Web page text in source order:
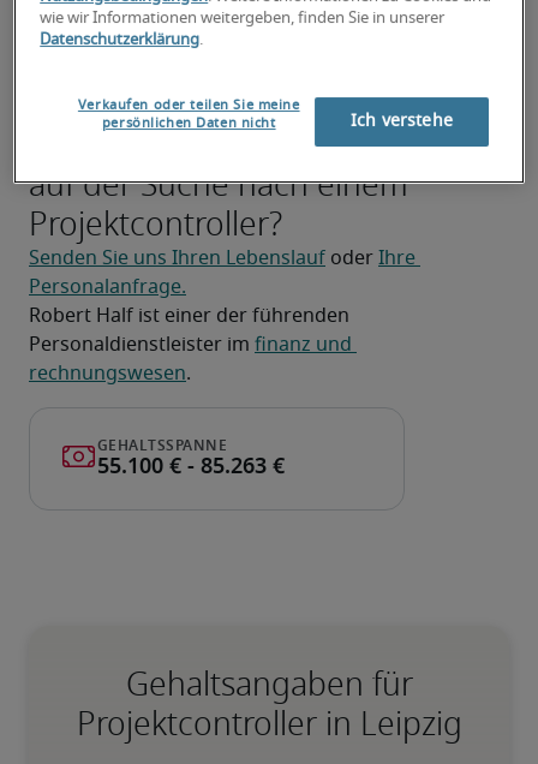
Fremdsprache sowie Brachenkenntnisse verlangt.
Suchen Sie einen Job als
Projektcontroller oder sind Sie
auf der Suche nach einem
Projektcontroller?
Senden Sie uns Ihren Lebenslauf oder Ihre
Personalanfrage.
Robert Half ist einer der führenden
Personaldienstleister im finanz und
rechnungswesen.
Gehaltsangaben für
Projektcontroller in Leipzig
wie wir Informationen weitergeben, finden Sie in unserer
Datenschutzerklärung.
Verkaufen oder teilen Sie meine
persönlichen Daten nicht
Ich verstehe